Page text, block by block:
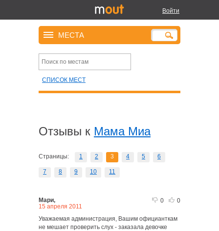
Войти
МЕСТА
СПИСОК МЕСТ
Отзывы к Мама Миа
Страницы: 1 2 3 4 5 6
7 8 9 10 11
0 0
Мари,
15 апреля 2011
Уважаемая администрация, Вашим официанткам
не мешает проверить слух - заказала девочке